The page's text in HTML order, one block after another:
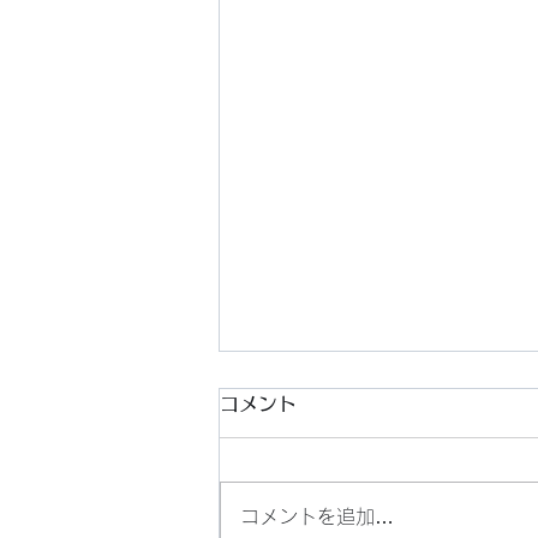
コメント
コメントを追加…